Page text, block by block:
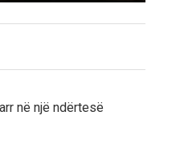
në një ndërtesë